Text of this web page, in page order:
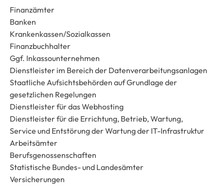
Finanzämter
Banken
Krankenkassen/Sozialkassen
Finanzbuchhalter
Ggf. Inkassounternehmen
Dienstleister im Bereich der Datenverarbeitungsanlagen
Staatliche Aufsichtsbehörden auf Grundlage der
gesetzlichen Regelungen
Dienstleister für das Webhosting
Dienstleister für die Errichtung, Betrieb, Wartung,
Service und Entstörung der Wartung der IT-Infrastruktur
Arbeitsämter
Berufsgenossenschaften
Statistische Bundes- und Landesämter
Versicherungen